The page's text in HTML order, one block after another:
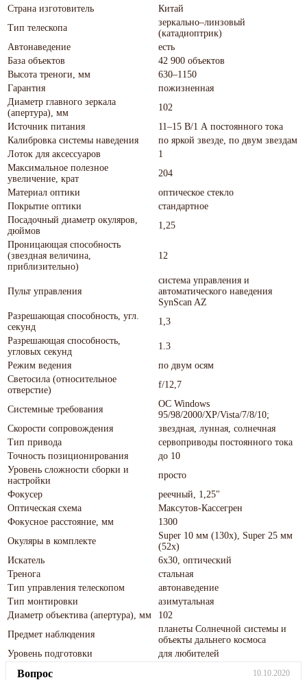
Страна изготовитель
Китай
Тип телескопа
зеркально–линзовый
(катадиоптрик)
Автонаведение
есть
База объектов
42 900 объектов
Высота треноги, мм
630–1150
Гарантия
пожизненная
Диаметр главного зеркала
(апертура), мм
102
Источник питания
11–15 В/1 А постоянного тока
Калибровка системы наведения
по яркой звезде, по двум звездам
Лоток для аксессуаров
1
Максимальное полезное
увеличение, крат
204
Материал оптики
оптическое стекло
Покрытие оптики
стандартное
Посадочный диаметр окуляров,
дюймов
1,25
Проницающая способность
(звездная величина,
приблизительно)
12
Пульт управления
система управления и
автоматического наведения
SynScan AZ
Разрешающая способность, угл.
секунд
1,3
Разрешающая способность,
угловых секунд
1.3
Режим ведения
по двум осям
Светосила (относительное
отверстие)
f/12,7
Системные требования
ОС Windows
95/98/2000/XP/Vista/7/8/10;
Скорости сопровождения
звездная, лунная, солнечная
Тип привода
сервоприводы постоянного тока
Точность позиционирования
до 10
Уровень сложности сборки и
настройки
просто
Фокусер
реечный, 1,25"
Оптическая схема
Максутов-Кассегрен
Фокусное расстояние, мм
1300
Окуляры в комплекте
Super 10 мм (130x), Super 25 мм
(52x)
Искатель
6x30, оптический
Тренога
стальная
Тип управления телескопом
автонаведение
Тип монтировки
азимутальная
Диаметр объектива (апертура), мм
102
Предмет наблюдения
планеты Солнечной системы и
объекты дальнего космоса
Уровень подготовки
для любителей
Вопрос 10.10.2020